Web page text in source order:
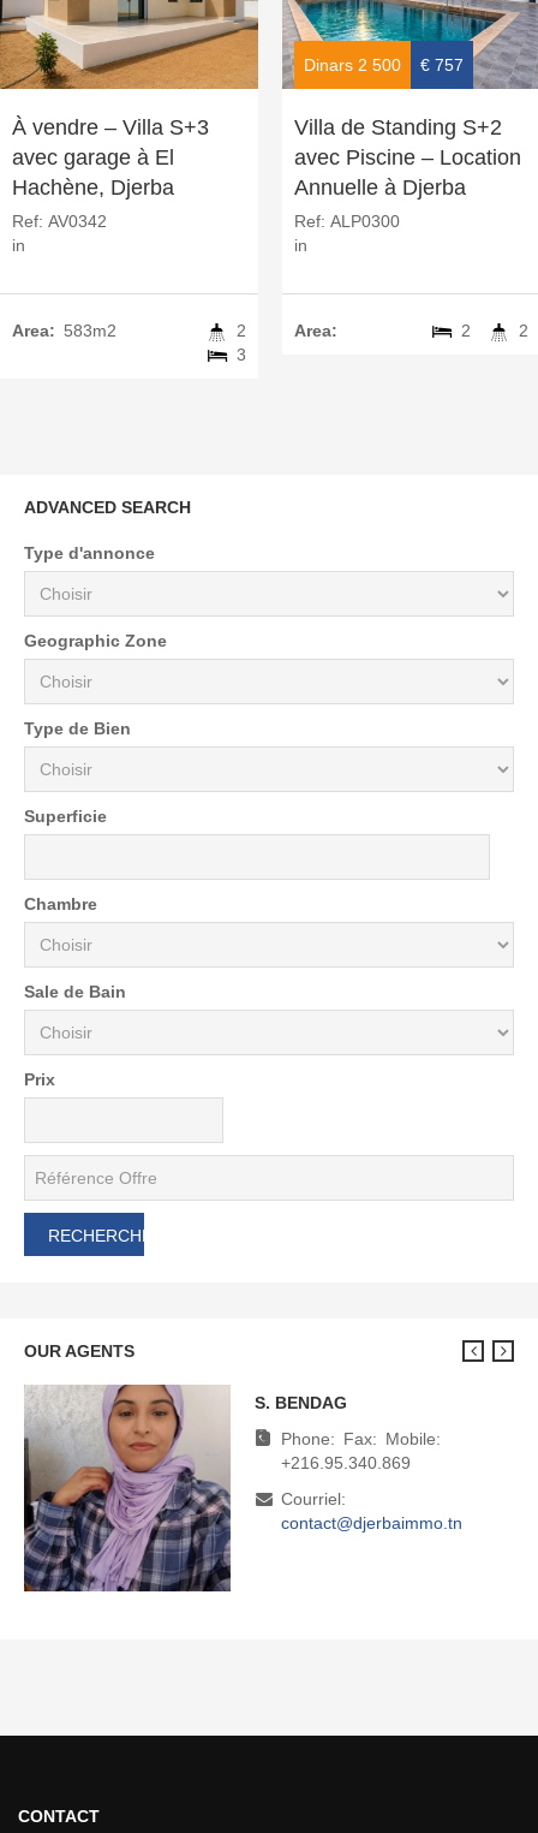
À vendre – Villa S+3
avec garage à El
Hachène, Djerba
Ref: AV0342
in
Area: 583m2
2
3
Dinars 2 500 € 757
Villa de Standing S+2
avec Piscine – Location
Annuelle à Djerba
Ref: ALP0300
in
Area: 2
2
ADVANCED SEARCH
Type d'annonce
Geographic Zone
Type de Bien
Superficie
Chambre
Sale de Bain
Prix
OUR AGENTS
S. BENDAG
Phone: Fax: Mobile:
+216.95.340.869
Courriel:
contact@djerbaimmo.tn
M. BOUDHINA
Phone: Fax: Mobile:
+216.95.340.869
Courriel:
direction@djerbaimmo.tn
CONTACT